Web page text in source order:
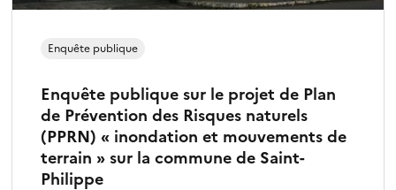
Enquête publique sur le projet de Plan
de Prévention des Risques naturels
(PPRN) « inondation et mouvements de
terrain » sur la commune de Saint-
Philippe
Enquête publique